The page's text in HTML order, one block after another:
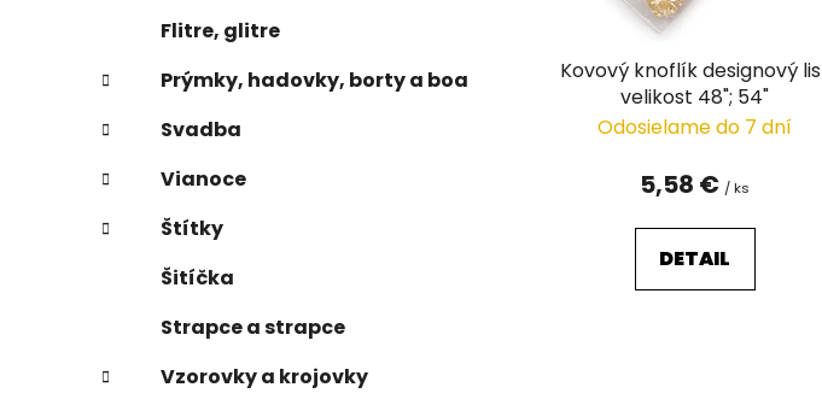
Flitre, glitre
Prýmky, hadovky, borty a boa
Svadba
Vianoce
Štítky
Šitíčka
Strapce a strapce
Vzorovky a krojovky
Kovový knoflík designový
velikost 48"; 54"
Odosielame do 7 dní
5,58 € / ks
DETAIL